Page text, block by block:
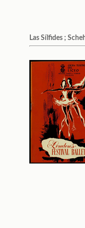
Las Sílfides ;